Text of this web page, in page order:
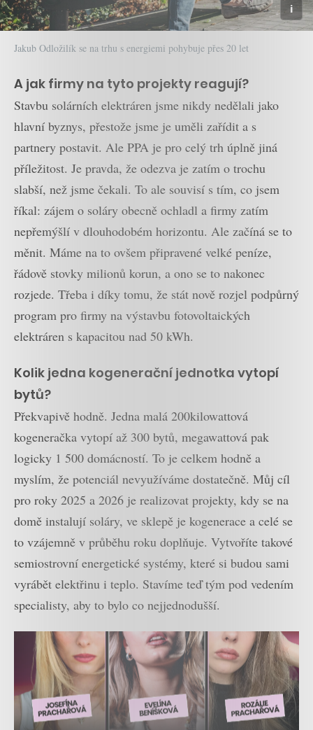
Jakub Odložilík se na trhu s energiemi pohybuje přes 20 let
A jak firmy na tyto projekty reagují?
Stavbu solárních elektráren jsme nikdy nedělali jako
hlavní byznys, přestože jsme je uměli zařídit a s
partnery postavit. Ale PPA je pro celý trh úplně jiná
příležitost. Je pravda, že odezva je zatím o trochu
slabší, než jsme čekali. To ale souvisí s tím, co jsem
říkal: zájem o soláry obecně ochladl a firmy zatím
nepřemýšlí v dlouhodobém horizontu. Ale začíná se to
měnit. Máme na to ovšem připravené velké peníze,
řádově stovky milionů korun, a ono se to nakonec
rozjede. Třeba i díky tomu, že stát nově rozjel podpůrný
program pro firmy na výstavbu fotovoltaických
elektráren s kapacitou nad 50 kWh.
Kolik jedna kogenerační jednotka vytopí
bytů?
Překvapivě hodně. Jedna malá 200kilowattová
kogeneračka vytopí až 300 bytů, megawattová pak
logicky 1 500 domácností. To je celkem hodně a
myslím, že potenciál nevyužíváme dostatečně. Můj cíl
pro roky 2025 a 2026 je realizovat projekty, kdy se na
domě instalují soláry, ve sklepě je kogenerace a celé se
to vzájemně v průběhu roku doplňuje. Vytvoříte takové
semiostrovní energetické systémy, které si budou sami
vyrábět elektřinu i teplo. Stavíme teď tým pod vedením
specialisty, aby to bylo co nejjednodušší.